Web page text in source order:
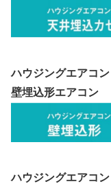
ハウジングエアコ
壁埋込形エアコン
ハウジングエアコ